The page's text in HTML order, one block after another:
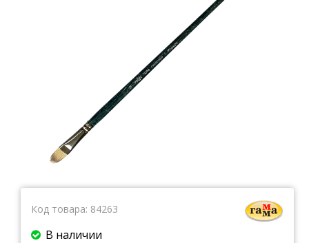
Ватманы, калька, бумага миллиметровая, форматки
Бумага для художественных и дизайнерских работ
Грамоты, дипломы, благодарности
Канцелярские книги, книги учета
Календари
Бумага писчая, газетная, копирка
Бумага в рулоне и стопе
Код товара: 84263
В наличии